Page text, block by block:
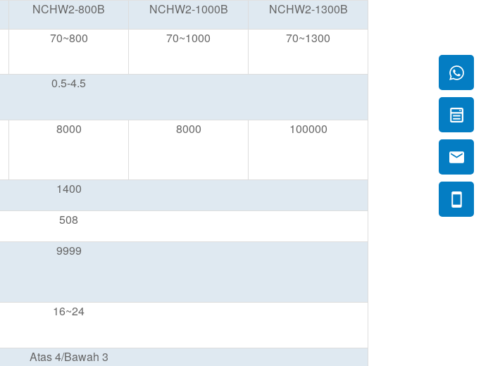
NCHW2-800B NCHW2-1000B
NCHW2-1300B
70~800 70~1000 70~1300
0.5-4.5
8000 8000 100000
1400
508
9999
16~24
Atas 4/Bawah 3